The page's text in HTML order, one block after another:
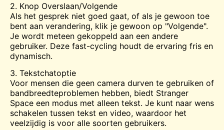
2. Knop Overslaan/Volgende
Als het gesprek niet goed gaat, of als je gewoon toe
bent aan verandering, klik je gewoon op "Volgende".
Je wordt meteen gekoppeld aan een andere
gebruiker. Deze fast-cycling houdt de ervaring fris en
dynamisch.
3. Tekstchatoptie
Voor mensen die geen camera durven te gebruiken of
bandbreedteproblemen hebben, biedt Stranger
Space een modus met alleen tekst. Je kunt naar wens
schakelen tussen tekst en video, waardoor het
veelzijdig is voor alle soorten gebruikers.